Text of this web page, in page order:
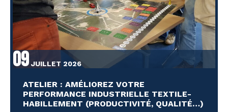
09 JUILLET 2026
ATELIER : AMÉLIOREZ VOTRE
PERFORMANCE INDUSTRIELLE TEXTILE-
HABILLEMENT (PRODUCTIVITÉ, QUALITÉ…)